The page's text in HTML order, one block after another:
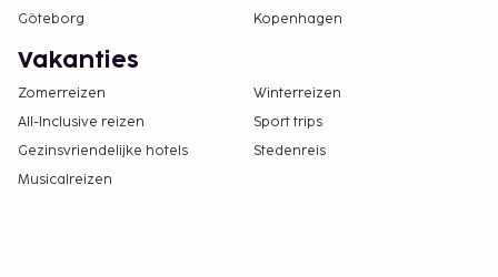
Göteborg
Kopenhagen
Vakanties
Zomerreizen
Winterreizen
All-Inclusive reizen
Sport trips
Gezinsvriendelijke hotels
Stedenreis
Musicalreizen